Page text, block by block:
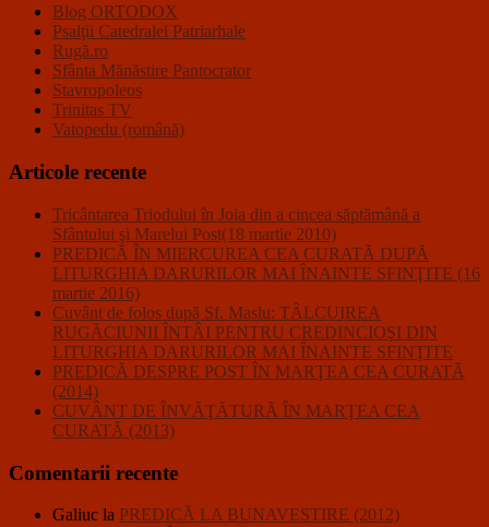
Blog ORTODOX
Psalţii Catedralei Patriarhale
Rugă.ro
Sfânta Mănăstire Pantocrator
Stavropoleos
Trinitas TV
Vatopedu (română)
Articole recente
Tricântarea Triodului în Joia din a cincea săptămână a
Sfântului şi Marelui Post(18 martie 2010)
PREDICĂ ÎN MIERCUREA CEA CURATĂ DUPĂ
LITURGHIA DARURILOR MAI ÎNAINTE SFINŢITE (16
martie 2016)
Cuvânt de folos după Sf. Maslu: TÂLCUIREA
RUGĂCIUNII ÎNTÂI PENTRU CREDINCIOŞI DIN
LITURGHIA DARURILOR MAI ÎNAINTE SFINŢITE
PREDICĂ DESPRE POST ÎN MARŢEA CEA CURATĂ
(2014)
CUVÂNT DE ÎNVĂŢĂTURĂ ÎN MARŢEA CEA
CURATĂ (2013)
Comentarii recente
Galiuc la PREDICĂ LA BUNAVESTIRE (2012)